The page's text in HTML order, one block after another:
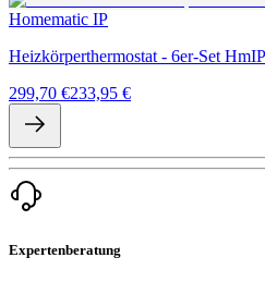
Homematic IP
Heizkörperthermostat - 6er-Set
299,70 €233,95 €
Expertenberatung